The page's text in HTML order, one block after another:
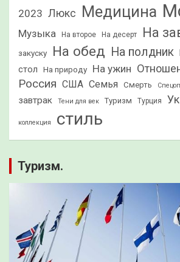
2023 Люкс Медицина
Музыка На второе На десерт На
закуску На обед На полдник
стол
На природу На ужин
Россия США Семья Смерть
завтрак
Тени для век Туризм Турция
коллекция стиль
Туризм.